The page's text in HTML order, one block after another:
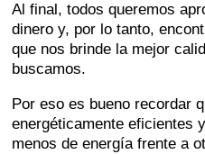
Al final, todos queremos
dinero y, por lo tanto,
que nos brinde la mejor
buscamos.
Por eso es bueno recordar
energéticamente eficientes
menos de energía frente a